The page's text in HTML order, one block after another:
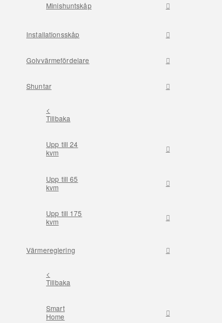
Minishuntskåp
Installationsskåp
Golvvärmefördelare
Shuntar
<
Tillbaka
Upp till 24
kvm
Upp till 65
kvm
Upp till 175
kvm
Värmereglering
<
Tillbaka
Smart
Home